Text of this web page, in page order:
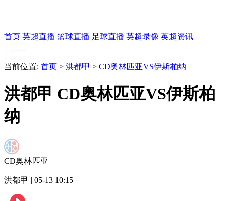
首页 英超直播 篮球直播 足球直播 英超录像 英超资讯
当前位置: 首页 > 洪都甲 > CD奥林匹亚VS伊斯柏纳
洪都甲 CD奥林匹亚VS伊斯柏
纳
CD奥林匹亚
洪都甲 | 05-13 10:15